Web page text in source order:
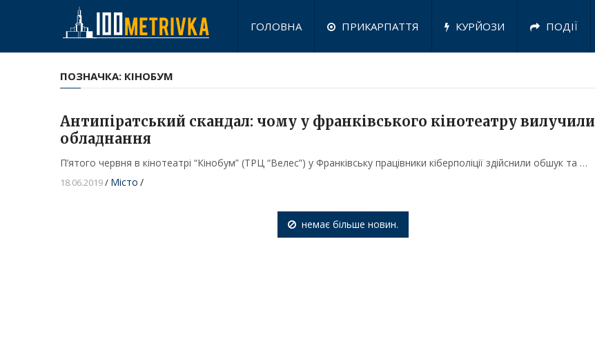
ГОЛОВНА ПРИКАРПАТТЯ КУРЙОЗИ ПОДІЇ
ПОЗНАЧКА: КІНОБУМ
Антипіратський скандал: чому у франківського кінотеатру вилучили
обладнання
П’ятого червня в кінотеатрі “Кінобум” (ТРЦ “Велес”) у Франківську працівники кіберполіції здійснили обшук та …
18.06.2019/ Місто /
немає більше новин.